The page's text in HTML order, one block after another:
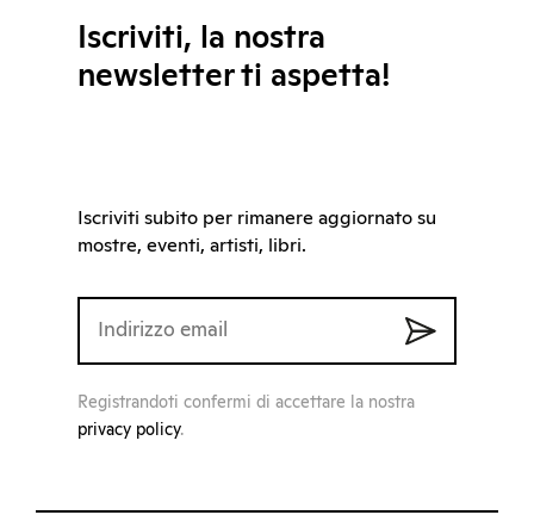
Iscriviti, la nostra
newsletter ti aspetta!
Iscriviti subito per rimanere aggiornato su
mostre, eventi, artisti, libri.
Registrandoti confermi di accettare la nostra
privacy policy.